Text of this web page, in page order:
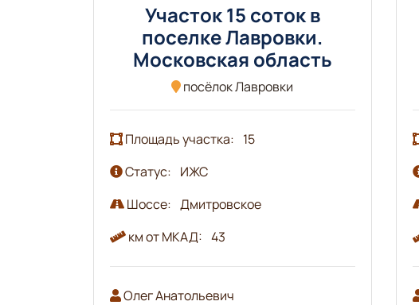
Участок 15 соток в
поселке Лавровки.
Московская область
посёлок Лавровки
Площадь участка: 15
Статус: ИЖС
Шоссе: Дмитровское
км от МКАД: 43
Олег Анатольевич